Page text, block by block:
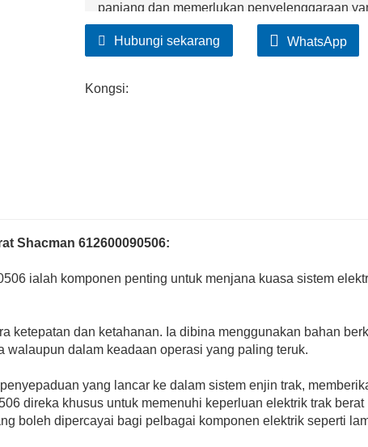
panjang dan memerlukan penyelenggaraan
Keserasian: Direka khusus untuk trak berat
dengan sistem elektrik kenderaan,
Hubungi sekarang WhatsApp
Kongsi:
Shacman 612600090506:
ialah komponen penting untuk menjana kuasa sistem
ketepatan dan ketahanan. Ia dibina menggunakan bahan
dalam keadaan operasi yang paling teruk.
yang lancar ke dalam sistem enjin trak,
direka khusus untuk memenuhi keperluan elektrik trak berat
boleh dipercayai bagi pelbagai komponen elektrik seperti